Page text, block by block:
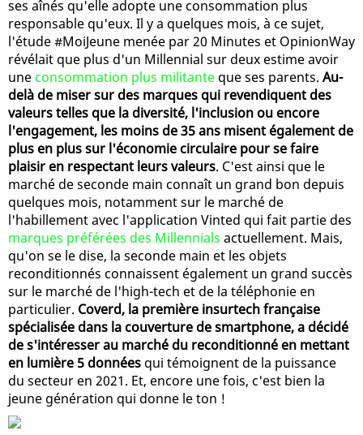
ses aînés qu'elle adopte une consommation plus
responsable qu'eux. Il y a quelques mois, à ce sujet,
l'étude #MoiJeune menée par 20 Minutes et OpinionWay
révélait que plus d'un Millennial sur deux estime avoir
une consommation plus militante que ses parents. Au-
delà de miser sur des marques qui revendiquent des
valeurs telles que la diversité, l'inclusion ou encore
l'engagement, les moins de 35 ans misent également de
plus en plus sur l'économie circulaire pour se faire
plaisir en respectant leurs valeurs. C'est ainsi que le
marché de seconde main connaît un grand bon depuis
quelques mois, notamment sur le marché de
l'habillement avec l'application Vinted qui fait partie des
marques préférées des Millennials actuellement. Mais,
qu'on se le dise, la seconde main et les objets
reconditionnés connaissent également un grand succès
sur le marché de l'high-tech et de la téléphonie en
particulier. Coverd, la première insurtech française
spécialisée dans la couverture de smartphone, a décidé
de s'intéresser au marché du reconditionné en mettant
en lumière 5 données qui témoignent de la puissance
du secteur en 2021. Et, encore une fois, c'est bien la
jeune génération qui donne le ton !